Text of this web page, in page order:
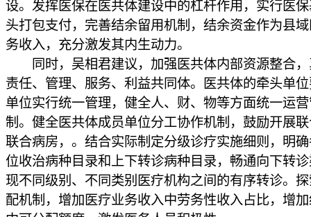
设。发挥医保在医共体建设中的杠杆作用，实行医
头打包支付，完善结余留用机制，结余资金作为县
务收入，充分激发其内生动力。
同时，吴相君建议，加强医共体内部资源整合，
责任、管理、服务、利益共同体。医共体的牵头单
单位实行统一管理，健全人、财、物等方面统一运
制。健全医共体成员单位分工协作机制，鼓励开展
联合病房，。结合实际制定分级诊疗实施细则，明
位收治病种目录和上下转诊病种目录，畅通向下转
现不同级别、不同类别医疗机构之间的有序转诊。
配机制，增加医疗业务收入中劳务性收入占比，增